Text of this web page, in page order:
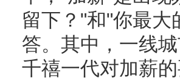
留下？"和"你最
答。其中，一线
千禧一代对加薪